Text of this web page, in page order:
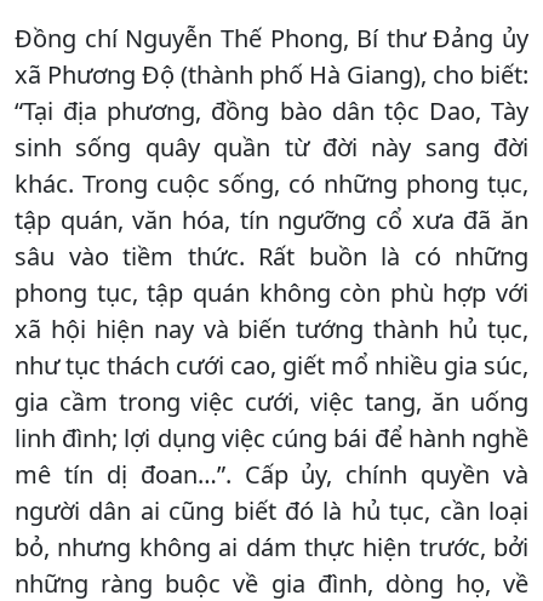
Đồng chí Nguyễn Thế Phong, Bí thư Đảng ủy
xã Phương Độ (thành phố Hà Giang), cho biết:
“Tại địa phương, đồng bào dân tộc Dao, Tày
sinh sống quây quần từ đời này sang đời
khác. Trong cuộc sống, có những phong tục,
tập quán, văn hóa, tín ngưỡng cổ xưa đã ăn
sâu vào tiềm thức. Rất buồn là có những
phong tục, tập quán không còn phù hợp với
xã hội hiện nay và biến tướng thành hủ tục,
như tục thách cưới cao, giết mổ nhiều gia súc,
gia cầm trong việc cưới, việc tang, ăn uống
linh đình; lợi dụng việc cúng bái để hành nghề
mê tín dị đoan…”. Cấp ủy, chính quyền và
người dân ai cũng biết đó là hủ tục, cần loại
bỏ, nhưng không ai dám thực hiện trước, bởi
những ràng buộc về gia đình, dòng họ, về